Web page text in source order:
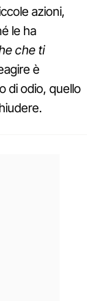
azioni,
le ha
che ti
è
di odio, quello